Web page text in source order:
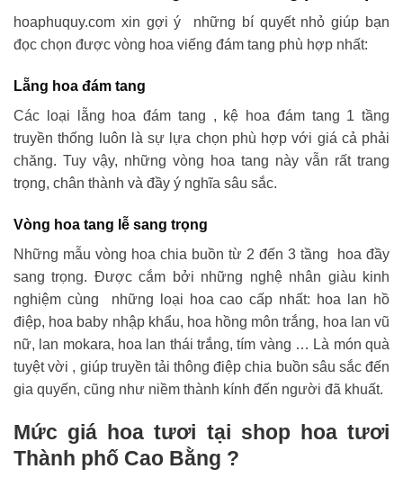
hoaphuquy.com xin gợi ý những bí quyết nhỏ giúp bạn
đọc chọn được vòng hoa viếng đám tang phù hợp nhất:
Lẵng hoa đám tang
Các loại lẵng hoa đám tang , kệ hoa đám tang 1 tầng
truyền thống luôn là sự lựa chọn phù hợp với giá cả phải
chăng. Tuy vậy, những vòng hoa tang này vẫn rất trang
trọng, chân thành và đầy ý nghĩa sâu sắc.
Vòng hoa tang lễ sang trọng
Những mẫu vòng hoa chia buồn từ 2 đến 3 tầng hoa đầy
sang trọng. Được cắm bởi những nghệ nhân giàu kinh
nghiệm cùng những loại hoa cao cấp nhất: hoa lan hồ
điệp, hoa baby nhập khẩu, hoa hồng môn trắng, hoa lan vũ
nữ, lan mokara, hoa lan thái trắng, tím vàng … Là món quà
tuyệt vời , giúp truyền tải thông điệp chia buồn sâu sắc đến
gia quyến, cũng như niềm thành kính đến người đã khuất.
Mức giá hoa tươi tại shop hoa tươi
Thành phố Cao Bằng ?